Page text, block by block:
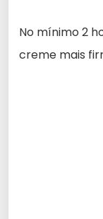
No mínimo 2
creme mais